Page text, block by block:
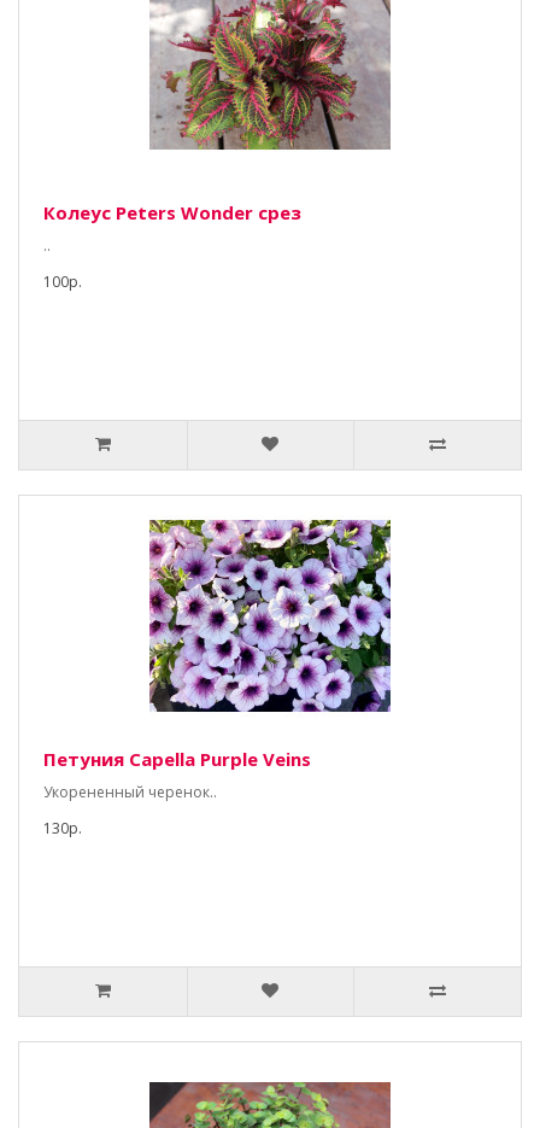
Колеус Peters Wonder срез
..
100р.
Петуния Capella Purple Veins
Укорененный черенок..
130р.